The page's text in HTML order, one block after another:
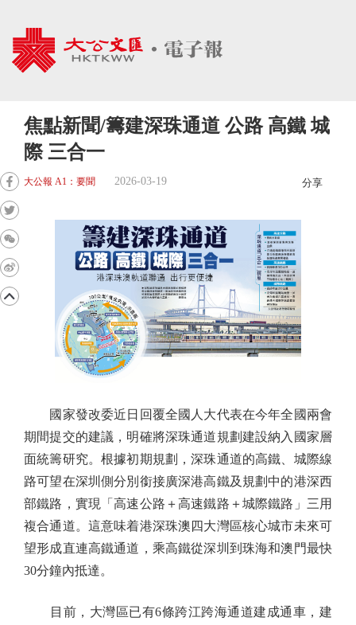
焦點新聞/籌建深珠通道 公路 高鐵 城
際 三合一
大公報 A1：要聞 2026-03-19 分享
國家發改委近日回覆全國人大代表在今年全國兩會
期間提交的建議，明確將深珠通道規劃建設納入國家層
面統籌研究。根據初期規劃，深珠通道的高鐵、城際線
路可望在深圳側分別銜接廣深港高鐵及規劃中的港深西
部鐵路，實現「高速公路＋高速鐵路＋城際鐵路」三用
複合通道。這意味着港深珠澳四大灣區核心城市未來可
望形成直連高鐵通道，乘高鐵從深圳到珠海和澳門最快
30分鐘內抵達。
目前，大灣區已有6條跨江跨海通道建成通車，建